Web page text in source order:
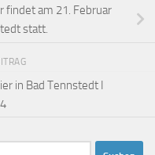
findet am 21. Februar
statt.
in Bad Tennstedt I